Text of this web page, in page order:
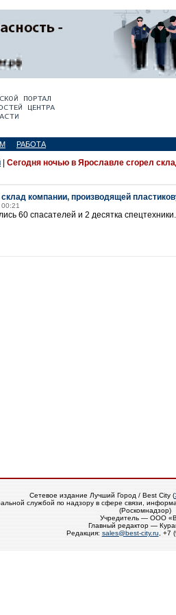
РАБОТА
Сегодня ночью в Ярославле сгорел
компании, производящей
60 спасателей и 2 десятка
Сетевое издание Лучший Город / Best City (
службой по надзору в сфере связи,
(Роскомнадзор)
Учредитель — ООО
Главный редактор —
Редакция: sales@best-city.ru , +7